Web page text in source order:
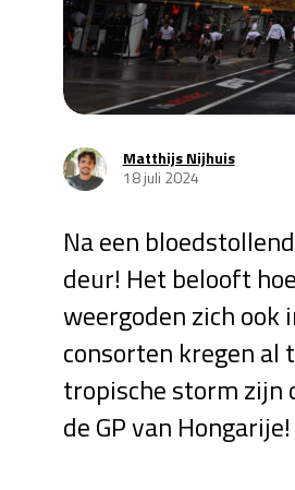
Matthijs Nijhuis
18 juli 2024
Na een
deur! Het belooft
weergoden zich ook
consorten kregen
tropische storm zijn
de GP van Hongarije!